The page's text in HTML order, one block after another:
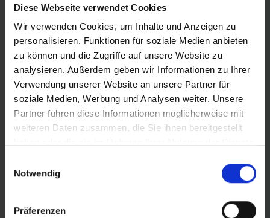
Diese Webseite verwendet Cookies
Wir verwenden Cookies, um Inhalte und Anzeigen zu
personalisieren, Funktionen für soziale Medien anbieten
zu können und die Zugriffe auf unsere Website zu
analysieren. Außerdem geben wir Informationen zu Ihrer
Verwendung unserer Website an unsere Partner für
soziale Medien, Werbung und Analysen weiter. Unsere
Partner führen diese Informationen möglicherweise mit
weiteren Daten zusammen, die Sie ihnen bereitgestellt
Notwendig
Präferenzen
PRODUKTINFORMATIONEN
Tacky Chan ist der schnellste Downhill-Reifen der Welt:
Maximaler Kurven-Grip und maximale Bremstraktion –
bei optimalem Rollwiderstand und absoluter Freiheit in
der Linienwahl. 17 Worldcup-Siege in zwei Jahren mit
dem Tacky Chan sowie Amaury Pierrons Overall-Sieg
2022 unterstreichen das.
Der Tacky Chan in der GRAVITY-Version glänzt mit
bekommst das gleiche Soft-Compound wie bei den